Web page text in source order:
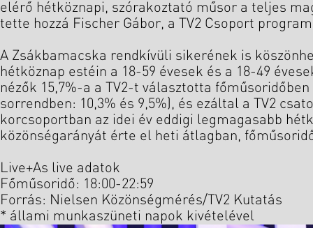
elérő hétköznapi, szórakoztató műsor a teljes
tette hozzá Fischer Gábor, a TV2 Csoport
A Zsákbamacska rendkívüli sikerének is
hétköznap estéin a 18-59 évesek és a 18-49
nézők 15,7%-a a TV2-t választotta főműsoridőben
sorrendben: 10,3% és 9,5%), és ezáltal a TV2
korcsoportban az idei év eddigi legmagasabb
közönségarányát érte el heti átlagban,
Live+As live adatok
Főműsoridő: 18:00-22:59
Forrás: Nielsen Közönségmérés/TV2 Kutatás
* állami munkaszüneti napok kivételével